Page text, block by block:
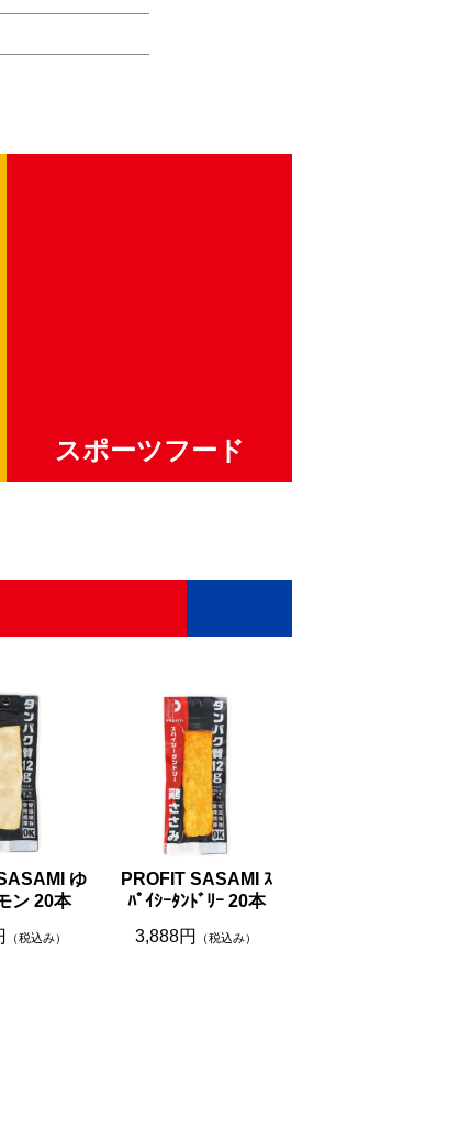
スポーツフード
ゆ
ン 20本
（税込み）
PROFIT SASAMI ｽ
ﾊﾟｲｼｰﾀﾝﾄﾞﾘｰ 20本
3,888円
（税込み）